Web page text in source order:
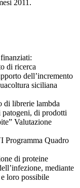
2011.
di ricerca
dell’incremento
siciliana
di librerie lambda
patogeni, di prodotti
Valutazione
Programma Quadro
di proteine
mediante
loro possibile